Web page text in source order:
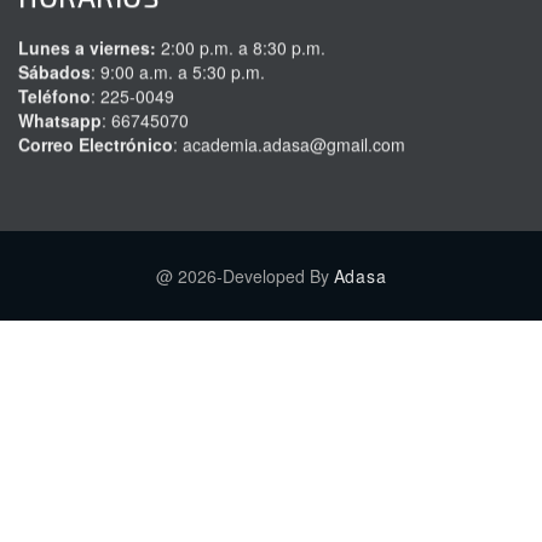
Lunes a viernes: 2:00 p.m. a 8:30 p.m.
Sábados: 9:00 a.m. a 5:30 p.m.
Teléfono: 225-0049
Whatsapp: 66745070
Correo Electrónico: academia.adasa@gmail.com
@ 2026-Developed By Adasa